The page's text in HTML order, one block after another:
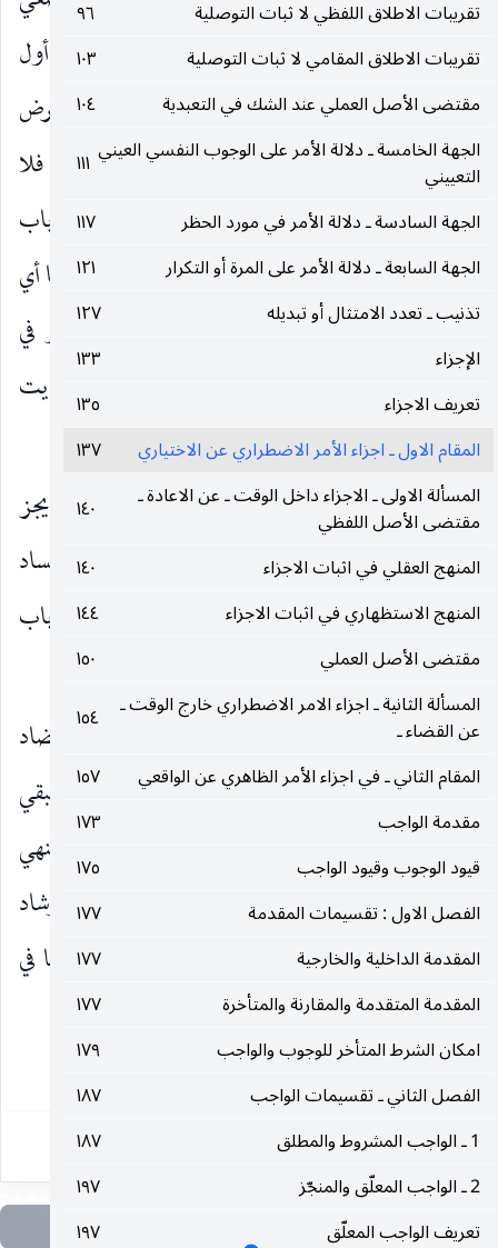
تقريبات الاطلاق اللفظي لا ثبات التوصلية
٩٦
تقريبات الاطلاق المقامي لا ثبات التوصلية
١٠٣
مقتضى الأصل العملي عند الشك في التعبدية
١٠٤
الجهة الخامسة ـ دلالة الأمر على الوجوب النفسي العيني
التعييني
١١١
الجهة السادسة ـ دلالة الأمر في مورد الحظر
١١٧
الجهة السابعة ـ دلالة الأمر على المرة أو التكرار
١٢١
تذنيب ـ تعدد الامتثال أو تبديله
١٢٧
الإجزاء
١٣٣
تعريف الاجزاء
١٣٥
المقام الاول ـ اجزاء الأمر الاضطراري عن الاختياري
١٣٧
المسألة الاولى ـ الاجزاء داخل الوقت ـ عن الاعادة ـ
مقتضى الأصل اللفظي
١٤٠
المنهج العقلي في اثبات الاجزاء
١٤٠
المنهج الاستظهاري في اثبات الاجزاء
١٤٤
مقتضى الأصل العملي
١٥٠
المسألة الثانية ـ اجزاء الامر الاضطراري خارج الوقت ـ
عن القضاء ـ
١٥٤
المقام الثاني ـ في اجزاء الأمر الظاهري عن الواقعي
١٥٧
مقدمة الواجب
١٧٣
قيود الوجوب وقيود الواجب
١٧٥
الفصل الاول : تقسيمات المقدمة
١٧٧
المقدمة الداخلية والخارجية
١٧٧
المقدمة المتقدمة والمقارنة والمتأخرة
١٧٧
امكان الشرط المتأخر للوجوب والواجب
١٧٩
الفصل الثاني ـ تقسيمات الواجب
١٨٧
1 ـ الواجب المشروط والمطلق
١٨٧
2 ـ الواجب المعلّق والمنجّز
١٩٧
تعريف الواجب المعلّق
١٩٧
متعاكسان ، بمعنى انه لو كان العمل الاضطراري في أول
الوقت جائزا وضعا ، أي صحيحا ووافيا بمقدار من الغرض
فحيث انه يؤدي إلى فوات مقدار ملزم من الغرض فلا
يجوز البدار تكليفا مع احتمال ارتفاع العذر لأنه يسد باب
تدارك الباقي اللازم تحصيله وان كان غير جائز وضعا أي
غير واف بشيء من الغرض على تقدير ارتفاع العذر في
آخر الوقت فيجوز البدار تكليفا إذ لا يترتب عليه تفويت
شيء من الغرض.
وقد يقال : انه متى ما لم يجز البدار تكليفا لم يجز
البدار وضعا أيضا ، لأن النهي في العبادات يوجب الفساد
فليس الجواز الوضعي والتكليفي متعاكسين في باب
العبادات بالخصوص.
وفيه : إن كان عدم إمكان التدارك على أساس التضاد
بين الملاك المستوفى بالعمل الاضطراري والملاك المتبقي
فلا مجال لهذا الإشكال لأن الأمر بشيء لا يقتضي النهي
عن ضده وانما يكون عدم جواز البدار على أساس إرشاد
العقل إلى عدم البدار حفاظا على المصلحة الأوفى كما في
موارد ترك الواجب الأهم وامتثال
١٣٨